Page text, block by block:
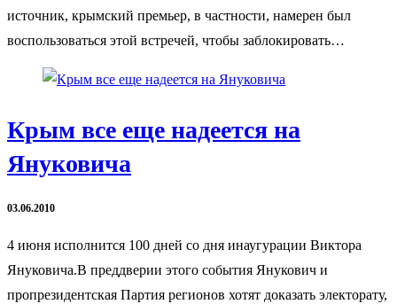
источник, крымский премьер, в частности, намерен был
воспользоваться этой встречей, чтобы заблокировать…
Крым все еще надеется на
Януковича
03.06.2010
4 июня исполнится 100 дней со дня инаугурации Виктора
Януковича.В преддверии этого события Янукович и
пропрезидентская Партия регионов хотят доказать электорату,